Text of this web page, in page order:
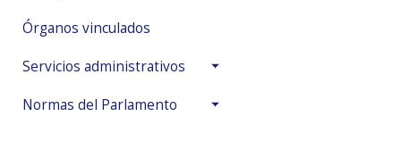
Órganos vinculados
Servicios administrativos
Normas del Parlamento